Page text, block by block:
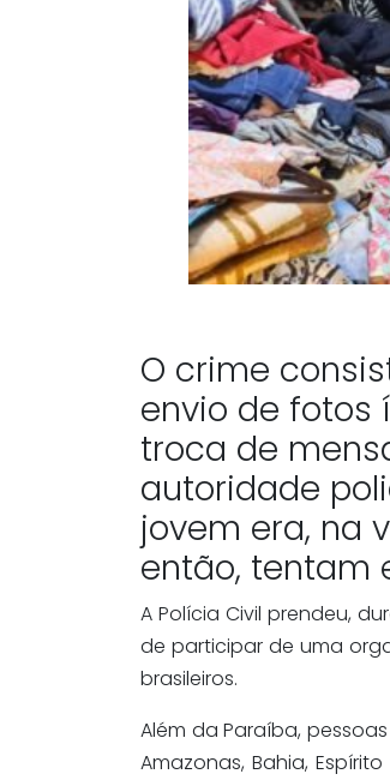
O crime
envio de fotos
troca de
autoridade
jovem era, na
então, tentam
A Polícia Civil prendeu,
de participar de uma
brasileiros.
Além da Paraíba,
Amazonas, Bahia,